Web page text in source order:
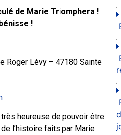
de Marie Triomphera !
!
Roger Lévy – 47180 Sainte
heureuse de pouvoir être
l’histoire faits par Marie